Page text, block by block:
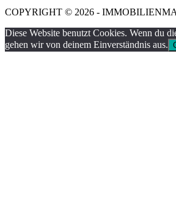
COPYRIGHT © 2026 -
Diese Website benutzt Cookies. Wenn du
gehen wir von deinem Einverständnis aus.